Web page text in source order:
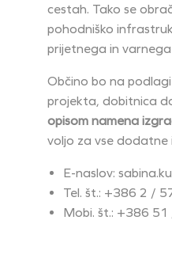
cestah. Tako se
pohodniško
prijetnega in varnega
Občino bo na
projekta, dobitnica
opisom namena
voljo za vse dodatne
E-naslov:
Tel. št.: +386 2 /
Mobi. št.: +386